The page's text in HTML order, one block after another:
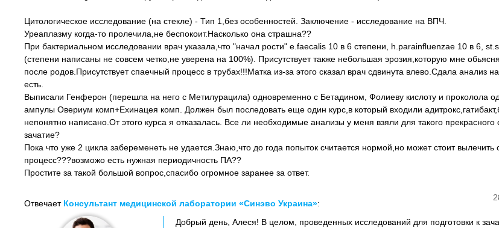
Цитологическое исследование (на стекле) - Тип 1,без особенностей. Заключение - исследование на ВПЧ.
Уреаплазму когда-то пролечила,не беспокоит.Насколько она страшна??
При бактериальном исследовании врач указала,что "начал рости" e.faecalis 10 в 6 степени, h.parainfluenzae 10 в 6,
(степени написаны не совсем четко,не уверена на 100%). Присутствует также небольшая эрозия,которую мне
после родов.Присутствует спаечный процесс в трубах!!!Матка из-за этого сказал врач сдвинута влево.Сдала анализ
есть.
Выписали Генферон (перешла на него с Метилурацила) одновременно с Бетадином, Фолиеву кислоту и проколола
ампулы Овериум комп+Ехинацея комп. Должен был последовать еще один курс,в который входили
непонятно написано.От этого курса я отказалась. Все ли необходимые анализы у меня взяли для такого прекрасного
зачатие?
Пока что уже 2 цикла забеременеть не удается.Знаю,что до года попыток считается нормой,но может стоит вылечить
процесс???возможо есть нужная периодичность ПА??
Простите за такой большой вопрос,спасибо огромное заранее за ответ.
Отвечает Консультант медицинской лаборатории «Синэво Украина»:
Добрый день, Алеся! В целом, проведенных исследований для подготовки к